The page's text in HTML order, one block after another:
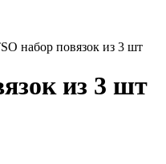
набор повязок из 3 шт
из 3 шт